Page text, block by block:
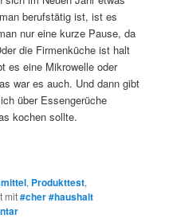
berufstätig ist, ist es
nur eine kurze Pause, da
die Firmenküche ist halt
es eine Mikrowelle oder
war es auch. Und dann gibt
über Essengerüche
kochen sollte.
, Produkttest,
mit#cher #haushalt